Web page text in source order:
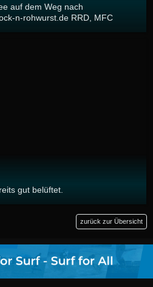
auf dem Weg nach
n-rohwurst.de RRD, MFC
gut belüftet.
zurück zur Übersicht